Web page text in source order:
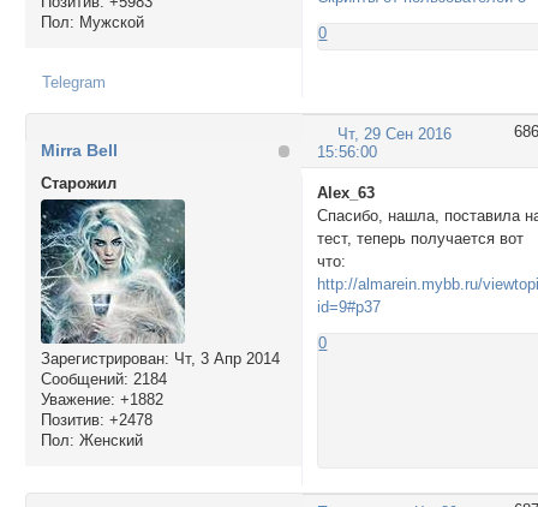
Пол: Мужской
0
Telegram
686
Чт, 29 Сен 2016
15:56:00
Mirra Bell
Cтарожил
Зарегистрирован: Чт, 3 Апр 2014
Сообщений: 2184
Уважение: +1882
Позитив: +2478
Пол: Женский
Alex_63
Спасибо, нашла, поставила
тест, теперь получается вот
что:
http://almarein.mybb.ru/
id=9#p37
0